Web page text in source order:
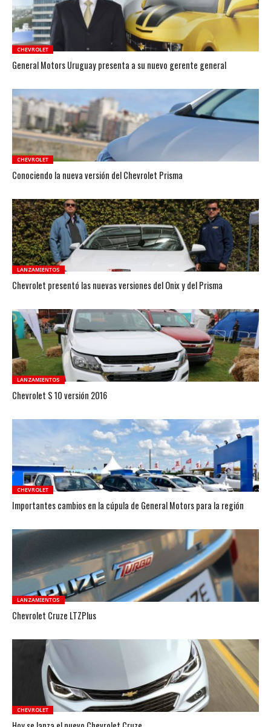
CHEVROLET
General Motors Uruguay presenta a su nuevo gerente general
CHEVROLET
Conociendo la nueva versión del Chevrolet Prisma
LANZAMIENTOS
Chevrolet presentó las nuevas versiones del Onix y del Prisma
LANZAMIENTOS
Chevrolet S 10 versión 2016
CHEVROLET
Importantes cambios en la cúpula de General Motors para la región
LANZAMIENTOS
Chevrolet Cruze LTZPlus
CHEVROLET